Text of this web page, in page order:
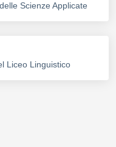
Scienze Applicate
Liceo Linguistico